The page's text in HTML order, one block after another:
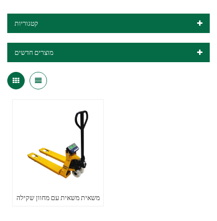
קטגוריות
מוצרים חדשים
משאית משאית עם מחוון שקילה